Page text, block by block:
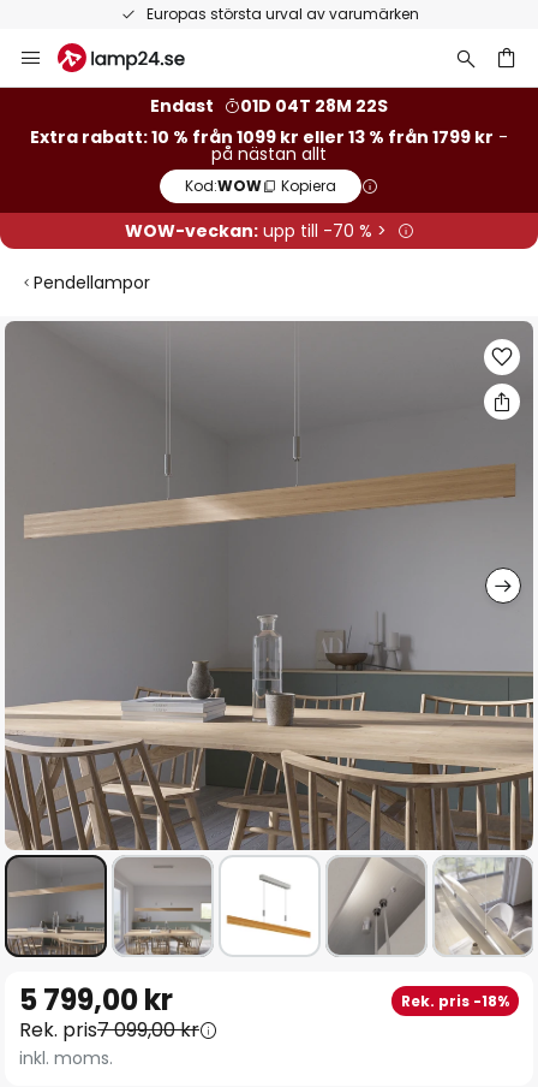
Europas största urval av varumärken
Hoppa
till
Endast
01D 04T 28M 21S
Extra rabatt: 10 % från 1099 kr eller 13 % från 1799 kr -
på nästan allt
Kod:WOW Kopiera
WOW-veckan:upp till -70 % >
Pendellampor
Hoppa
till
början
av
5 799,00 kr Rek. pris -18%
Rek. pris7 099,00 kr
inkl. moms.